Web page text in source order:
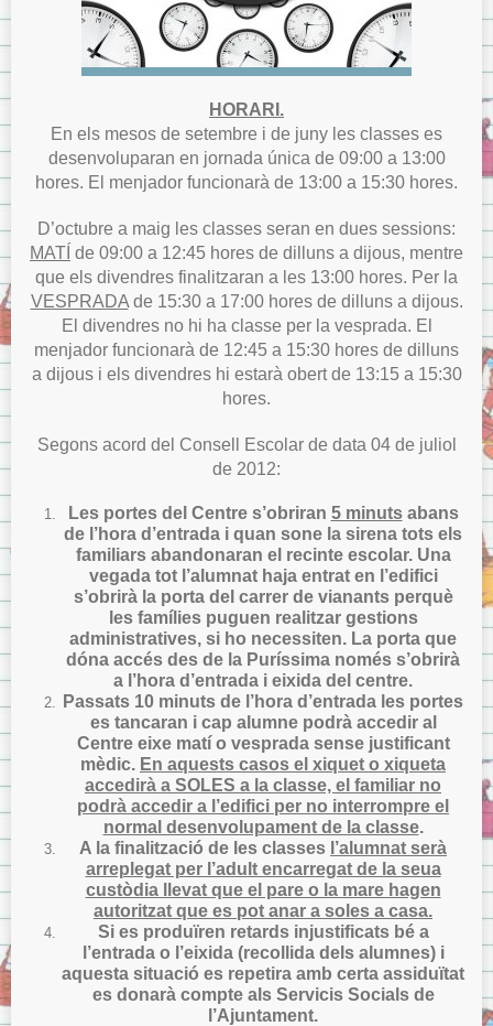
HORARI.
En els mesos de setembre i de juny les classes es
desenvoluparan en jornada única de 09:00 a 13:00
hores. El menjador funcionarà de 13:00 a 15:30 hores.
D’octubre a maig les classes seran en dues sessions:
MATÍ de 09:00 a 12:45 hores de dilluns a dijous, mentre
que els divendres finalitzaran a les 13:00 hores. Per la
VESPRADAde 15:30 a 17:00 hores de dilluns a dijous.
El divendres no hi ha classe per la vesprada. El
menjador funcionarà de 12:45 a 15:30 hores de dilluns
a dijous i els divendres hi estarà obert de 13:15 a 15:30
hores.
Segons acord del Consell Escolar de data 04 de juliol
de 2012:
Les portes del Centre s’obriran 5 minutsabans
de l’hora d’entrada i quan sone la sirena tots els
familiars abandonaran el recinte escolar. Una
vegada tot l’alumnat haja entrat en l’edifici
s’obrirà la porta del carrer de vianants perquè
les famílies puguen realitzar gestions
administratives, si ho necessiten. La porta que
dóna accés des de la Puríssima només s’obrirà
a l’hora d’entrada i eixida del centre.
Passats 10 minuts de l’hora d’entrada les portes
es tancaran i cap alumne podrà accedir al
Centre eixe matí o vesprada sense justificant
mèdic. En aquests casos el xiquet o xiqueta
accedirà a SOLES a la classe, el familiar no
podrà accedir a l’edifici per no interrompre el
normal desenvolupament de la classe.
A la finalització de les classes l’alumnat serà
arreplegat per l’adult encarregat de la seua
custòdia llevat que el pare o la mare hagen
autoritzat que es pot anar a soles a casa.
Si es produïren retards injustificats bé a
l’entrada o l’eixida (recollida dels alumnes) i
aquesta situació es repetira amb certa assiduïtat
es donarà compte als Servicis Socials de
l’Ajuntament.